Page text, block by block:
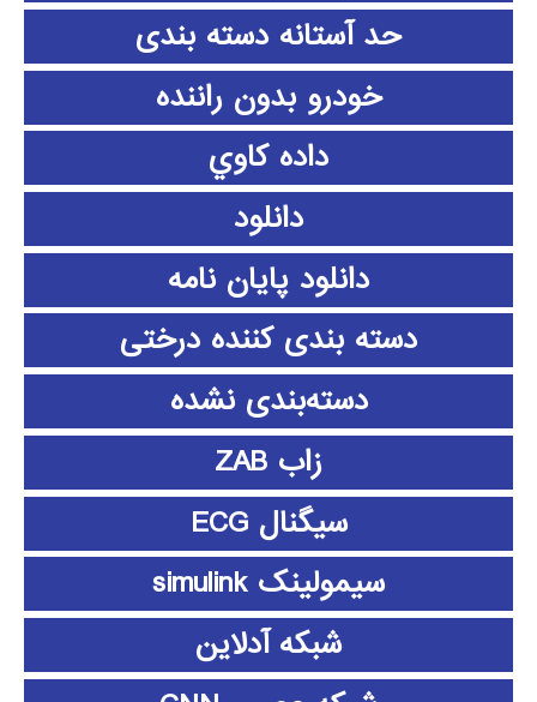
حد آستانه دسته بندی
خودرو بدون راننده
داده كاوي
دانلود
دانلود پايان نامه
دسته بندی کننده درختی
دسته‌بندی نشده
زاب ZAB
سیگنال ECG
سیمولینک simulink
شبکه آدلاین